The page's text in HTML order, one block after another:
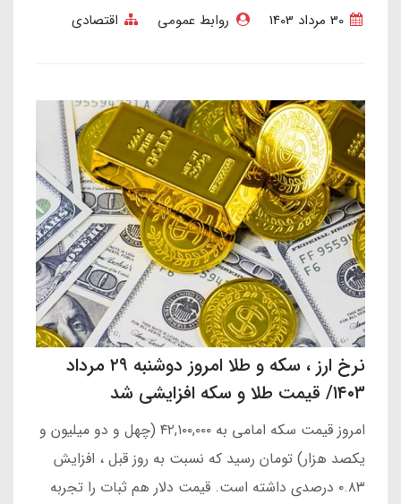
30 مرداد 1403 روابط عمومی اقتصادی
نرخ ارز ، سکه و طلا امروز دوشنبه ۲۹ مرداد
۱۴۰۳/ قیمت طلا و سکه افزایشی شد
امروز قیمت سکه امامی به ۴۲,۱۰۰,۰۰۰ (چهل و دو میلیون و
یکصد هزار) تومان رسید که نسبت به روز قبل ، افزایش
۰.۸۳ درصدی داشته است. قیمت دلار هم ثبات را تجربه